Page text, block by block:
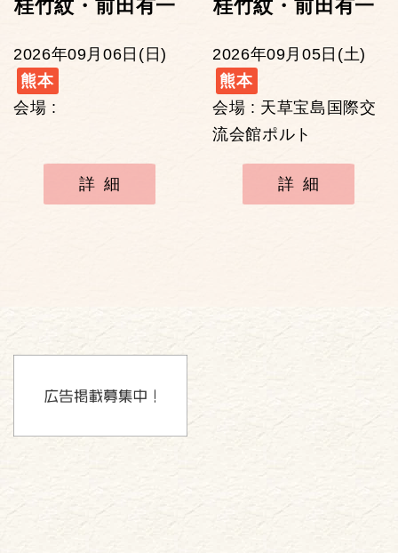
桂竹紋・前田有一
2026年09月06日(日)
熊本
会場 :
詳細
桂竹紋・前田有一
2026年09月05日(土)
熊本
会場 : 天草宝島国際交
流会館ポルト
詳細